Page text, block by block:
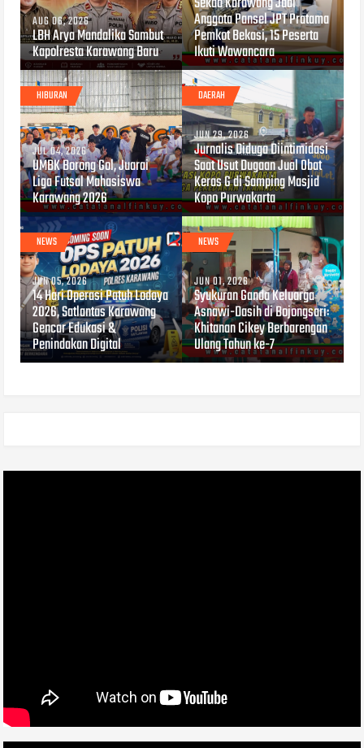
AUG 06, 2026
LBH Arya Mandalika Sambut
Kapolresta Karawang Baru
Anggota Pansel JPT Pratama
Pemkot Bekasi, 15 Peserta
Ikuti Wawancara
HIBURAN
JUL 04, 2026
UMBK Borong Gol, Juarai
Liga Futsal Mahasiswa
Karawang 2026
DAERAH
JUN 29, 2026
Jurnalis Diduga Diintimidasi
Saat Usut Dugaan Jual Obat
Keras G di Samping Masjid
Kopo Purwakarta
NEWS
JUN 05, 2026
14 Hari Operasi Patuh Lodaya
2026, Satlantas Karawang
Gencar Edukasi &
Penindakan Digital
NEWS
JUN 01, 2026
Syukuran Ganda Keluarga
Asnawi-Dasih di Bojongsari:
Khitanan Cikey Berbarengan
Ulang Tahun ke-7